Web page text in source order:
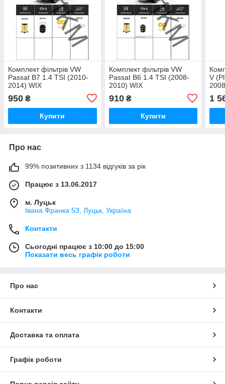
Комплект фільтрів VW
Passat B7 1.4 TSI (2010-
2014) WIX
950 ₴
Купити
Комплект фільтрів VW
Passat B6 1.4 TSI (2008-
2010) WIX
910₴
Купити
V
1
Про нас
99% позитивних з 1134 відгуків за рік
Працює з 13.06.2017
м. Луцьк
Івана Франка 53, Луцьк, Україна
Контакти
Сьогодні працює з 10:00 до 15:00
Показати весь графік роботи
Про нас
Контакти
Доставка та оплата
Графік роботи